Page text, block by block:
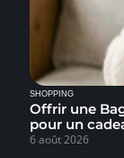
SHOPPING
Offrir une
pour un
6 août 2026